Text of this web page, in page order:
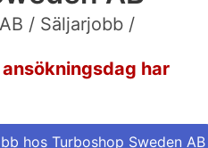
/ Säljarjobb /
har
hos Turboshop Sweden AB